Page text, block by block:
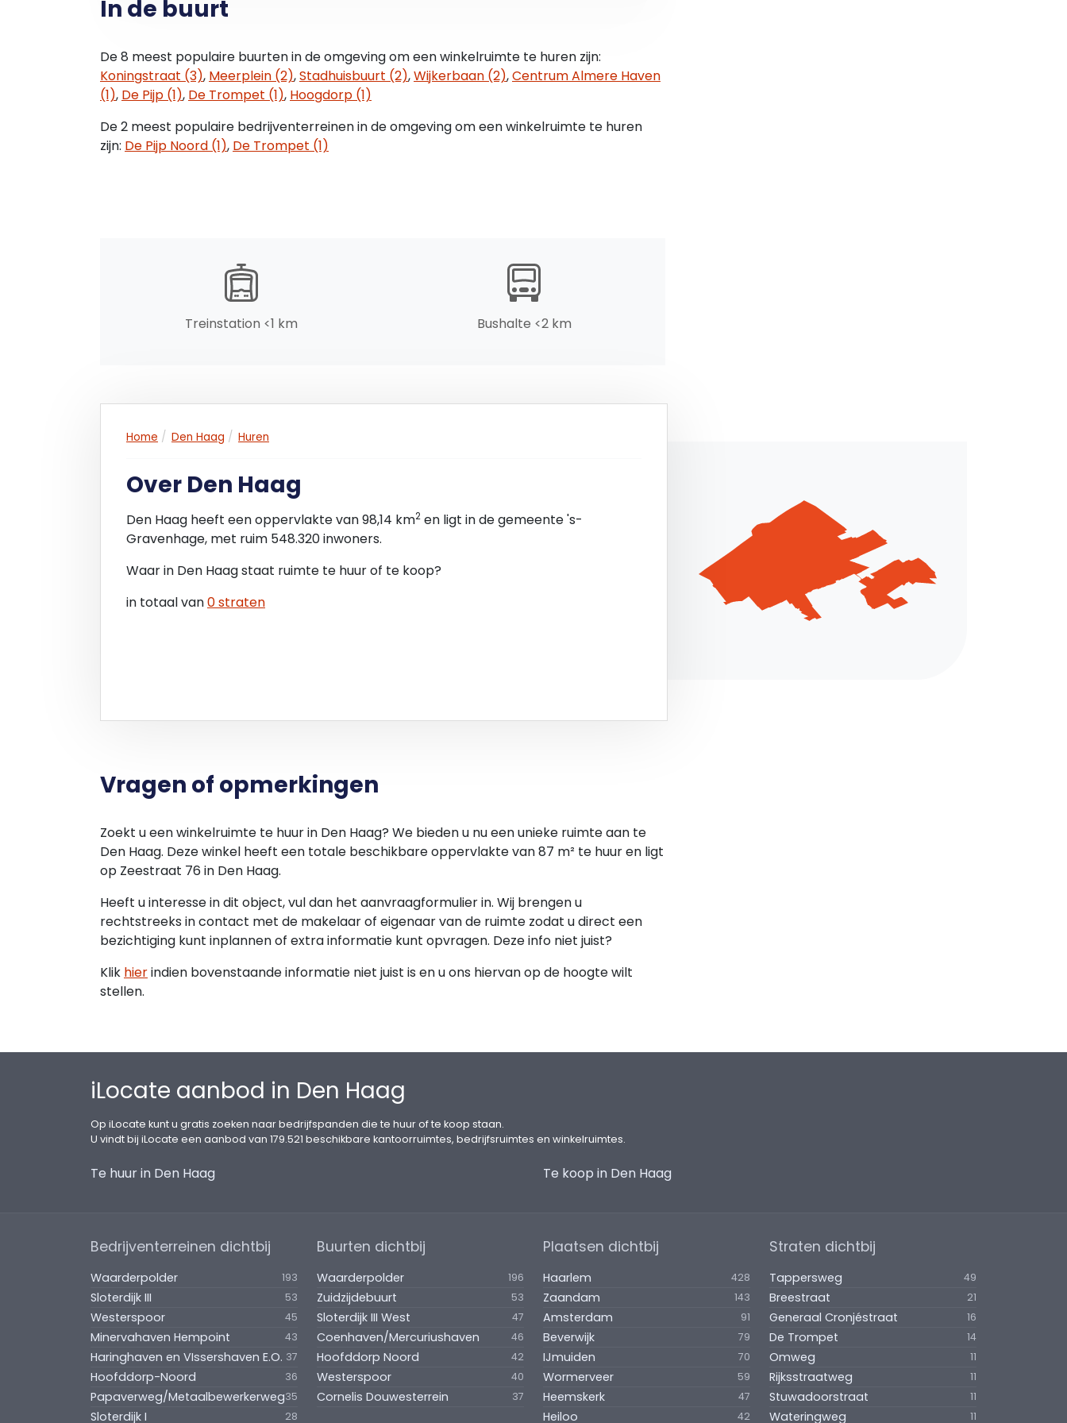
VOORZIENINGEN :
C.V.- ketel aanwezig (begin 2019)
OPPERVLAKTE
Ca 87 m2
KADASTER
voorziet o.a. in de volgende mogelijkheden:
Detailhandelsbedrijven
Dienstverlenende bedrijven
Kantoren en/of praktijkruimten
Geen servicekosten van toepassing
BTW
Geen BTW van toepassing.
bepalingen en
bijzondere bepalingen vanuit verhuurder.
HUURAANPASSING
Jaarlijks op basis van het indexcijfer volgens consumentenprijsindex (CIP) reeks Alle
Huishoudens
ZEKERHEIDSSTELLING
Een waarborgsom of bankgarantie ter grootte van drie maanden huur.
ENERGIELABEL
VOORBEHOUD
Goedkeuring verhuurder
Prismaat Makelaars O.G. / B.V. treedt op voor de verhurende partij.
In de buurt
De 8 meest populaire buurten in de omgeving om een winkelruimte te huren zijn:
Koningstraat (3), Meerplein (2),Stadhuisbuurt (2),Wijkerbaan (2),Centrum Almere Haven
(1), De Pijp (1), De Trompet (1), Hoogdorp (1)
De 2 meest populaire bedrijventerreinen in de omgeving om een winkelruimte te huren
zijn: De Pijp Noord (1), De Trompet (1)
Treinstation <1 km Bushalte <2 km
Home Den Haag Huren
Over Den Haag
Den Haag heeft een oppervlakte van 98,14 km2en ligt in de gemeente 's-
Gravenhage, met ruim 548.320 inwoners.
Waar in Den Haag staat ruimte te huur of te koop?
in totaal van0 straten
Vragen of opmerkingen
Zoekt u een winkelruimte te huur in Den Haag? We bieden u nu een unieke ruimte aan te
Den Haag. Deze winkel heeft een totale beschikbare oppervlakte van 87 m² te huur en ligt
op Zeestraat 76 in Den Haag.
Heeft u interesse in dit object, vul dan het aanvraagformulier in. Wij brengen u
rechtstreeks in contact met de makelaar of eigenaar van de ruimte zodat u direct een
bezichtiging kunt inplannen of extra informatie kunt opvragen. Deze info niet juist?
Klik hierindien bovenstaande informatie niet juist is en u ons hiervan op de hoogte wilt
stellen.
iLocate aanbod in Den Haag
Op iLocate kunt u gratis zoeken naar bedrijfspanden die te huur of te koop staan.
U vindt bij iLocate een aanbod van 179.521 beschikbare kantoorruimtes, bedrijfsruimtes en winkelruimtes.
Te huur in Den Haag Te koop in Den Haag
Bedrijventerreinen dichtbij
Waarderpolder 193
Sloterdijk III 53
Westerspoor 45
Minervahaven Hempoint 43
Haringhaven en VIssershaven E.O. 37
Hoofddorp-Noord 36
Papaverweg/Metaalbewerkerweg35
Sloterdijk I 28
Buurten dichtbij
Waarderpolder 196
Zuidzijdebuurt 53
Sloterdijk III West 47
Coenhaven/Mercuriushaven 46
Hoofddorp Noord 42
Westerspoor 40
Cornelis Douwesterrein 37
Plaatsen dichtbij
Haarlem 428
Zaandam 143
Amsterdam 91
Beverwijk 79
IJmuiden 70
Wormerveer 59
Heemskerk 47
Heiloo 42
Straten dichtbij
Tappersweg 49
Breestraat 21
Generaal Cronjéstraat 16
De Trompet 14
Omweg 11
Rijksstraatweg 11
Stuwadoorstraat 11
Wateringweg 11